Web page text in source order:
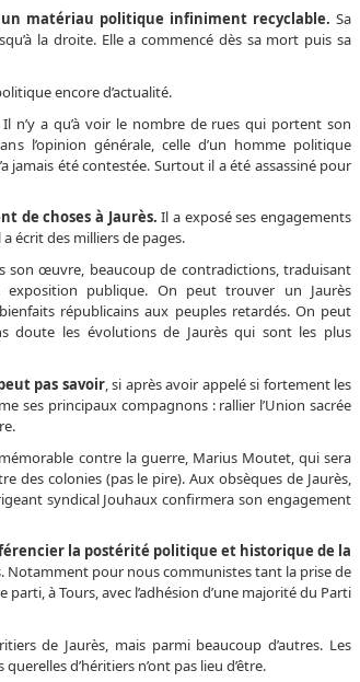
un matériau politique infiniment recyclable. Sa
la droite. Elle a commencé dès sa mort puis sa
encore d’actualité.
n’y a qu’à voir le nombre de rues qui portent son
l’opinion générale, celle d’un homme politique
jamais été contestée. Surtout il a été assassiné pour
de choses à Jaurès. Il a exposé ses engagements
écrit des milliers de pages.
son œuvre, beaucoup de contradictions, traduisant
exposition publique. On peut trouver un Jaurès
républicains aux peuples retardés. On peut
doute les évolutions de Jaurès qui sont les plus
pas savoir, si après avoir appelé si fortement les
ses principaux compagnons : rallier l’Union sacrée
contre la guerre, Marius Moutet, qui sera
des colonies (pas le pire). Aux obsèques de Jaurès,
syndical Jouhaux confirmera son engagement
la postérité politique et historique de la
Notamment pour nous communistes tant la prise de
à Tours, avec l’adhésion d’une majorité du Parti
de Jaurès, mais parmi beaucoup d’autres. Les
d’héritiers n’ont pas lieu d’être.